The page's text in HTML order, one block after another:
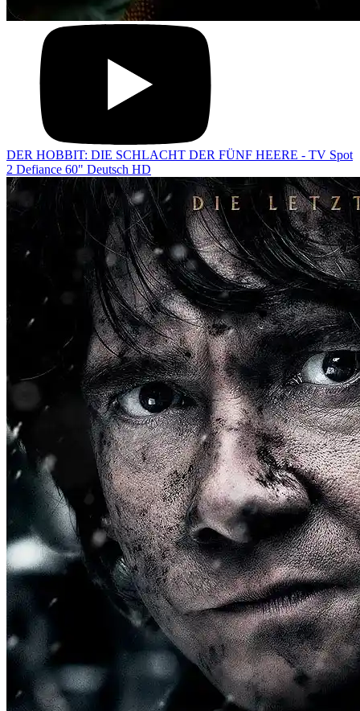
DER HOBBIT: DIE SCHLACHT DER FÜNF HEERE - TV Spot
2 Defiance 60" Deutsch HD